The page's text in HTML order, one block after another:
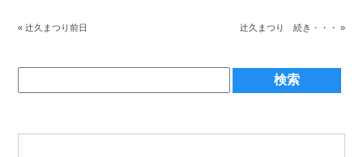
«辻久まつり前日 辻久まつり 続き・・・ »